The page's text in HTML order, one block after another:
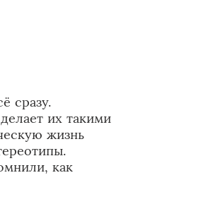
сразу.
их такими
жизнь
как